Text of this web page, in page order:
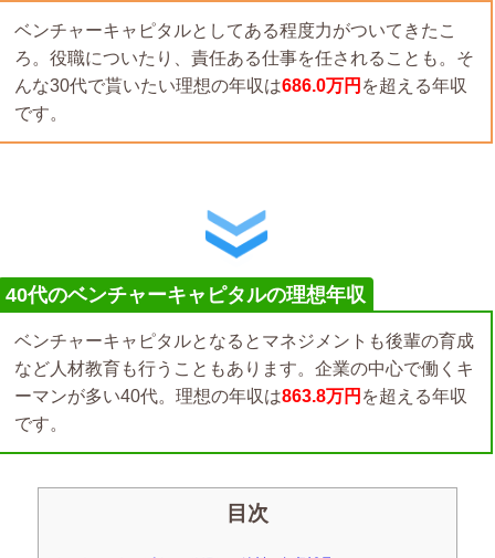
ベンチャーキャピタルとしてある程度力がついてきたこ
ろ。役職についたり、責任ある仕事を任されることも。そ
んな30代で貰いたい理想の年収は686.0万円 を超える年収
です。
40代のベンチャーキャピタルの理想年収
ベンチャーキャピタルとなるとマネジメントも後輩の育成
など人材教育も行うこともあります。企業の中心で働くキ
ーマンが多い40代。理想の年収は863.8万円 を超える年収
です。
目次